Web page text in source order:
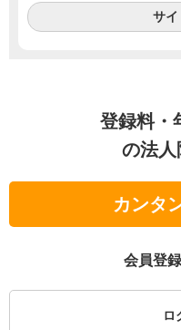
サイ
登録料・
の法人
カンタ
会員登
ロ